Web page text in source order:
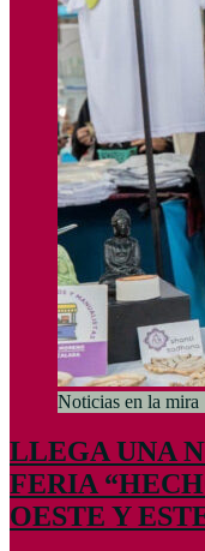
Noticias en la mira
LLEGA UNA
FERIA
OESTE Y